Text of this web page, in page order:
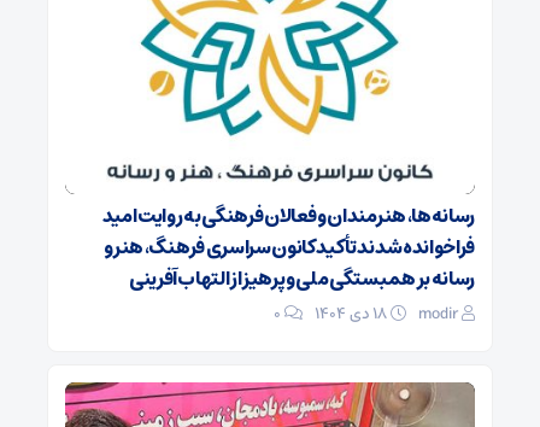
رسانه‌ها، هنرمندان و فعالان فرهنگی به روایت امید
فراخوانده شدند تأکید کانون سراسری فرهنگ، هنر و
رسانه بر همبستگی ملی و پرهیز از التهاب‌آفرینی
modir
0